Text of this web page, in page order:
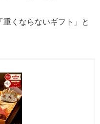
くならないギフト」と